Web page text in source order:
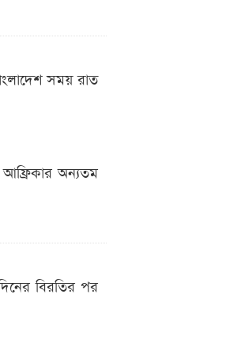
সময় রাত
আফ্রিকার অন্যতম
বিরতির পর